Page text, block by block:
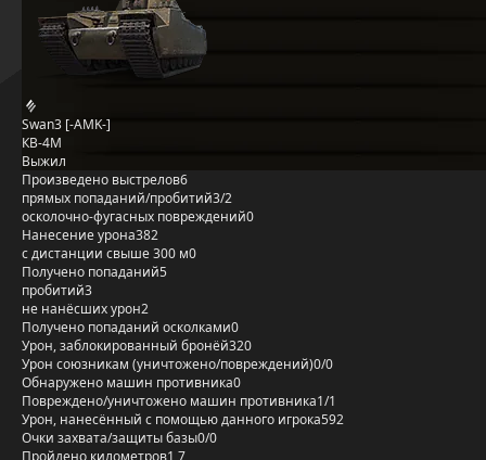
Swan3 [-AMK-]
КВ-4М
Выжил
Произведено выстрелов6
прямых попаданий/пробитий3/2
осколочно-фугасных повреждений0
Нанесение урона382
с дистанции свыше 300 м0
Получено попаданий5
пробитий3
не нанёсших урон2
Получено попаданий осколками0
Урон, заблокированный бронёй320
Урон союзникам (уничтожено/повреждений)0/0
Обнаружено машин противника0
Повреждено/уничтожено машин противника1/1
Урон, нанесённый с помощью данного игрока592
Очки захвата/защиты базы0/0
Пройдено километров1,7